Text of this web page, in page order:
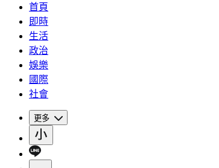
首頁
即時
生活
政治
娛樂
國際
社會
更多